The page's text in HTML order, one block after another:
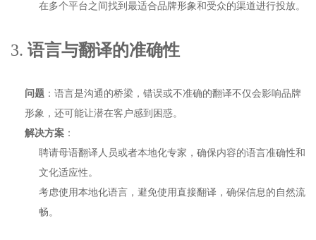
在多个平台之间找到最适合品牌形象和受众的渠道进行投放。
3. 语言与翻译的准确性
问题 ：语言是沟通的桥梁，错误或不准确的翻译不仅会影响品牌
形象，还可能让潜在客户感到困惑。
解决方案 ：
聘请母语翻译人员或者本地化专家，确保内容的语言准确性和
文化适应性。
考虑使用本地化语言，避免使用直接翻译，确保信息的自然流
畅。